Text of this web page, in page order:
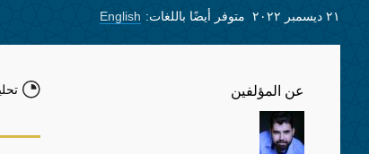
٢١ ديسمبر ٢٠٢٢ متوفر أيضًا باللغات: English
عن المؤلفين